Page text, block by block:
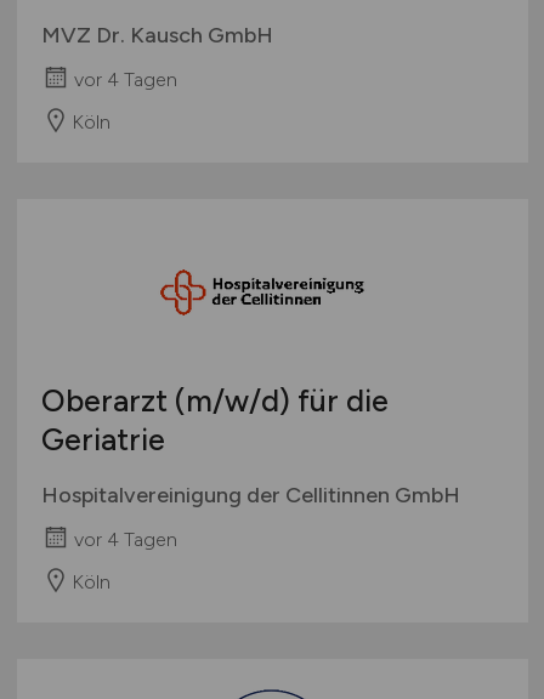
MVZ Dr. Kausch GmbH
vor 4 Tagen
Köln
Oberarzt (m/w/d) für die
Geriatrie
Hospitalvereinigung der Cellitinnen GmbH
vor 4 Tagen
Köln